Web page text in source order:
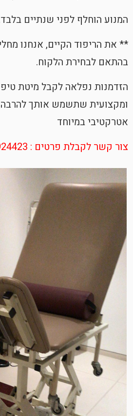
המנוע הוחלף לפני שנתיים
** את הריפוד הקיים, אנחנו
בהתאם לבחירת הלקוח.
הזדמנות נפלאה לקבל מיטת
ומקצועית שתשמש אותך
אטרקטיבי במיוחד
צור קשר לקבלת פרטים : 052-3924423